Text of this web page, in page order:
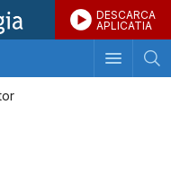
DESCARCA
APLICATIA